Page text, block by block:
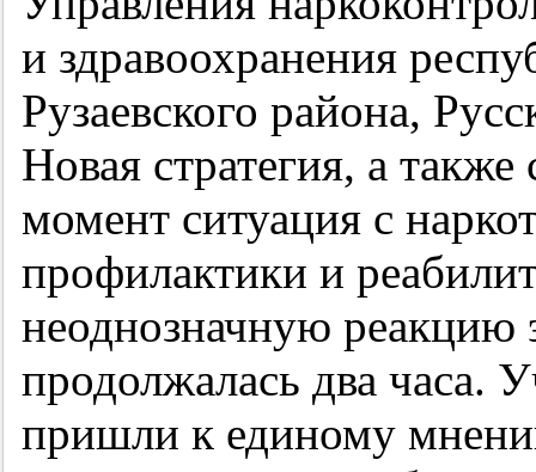
и здравоохранения
Рузаевского района,
Новая стратегия, а
момент ситуация с
профилактики и
неоднозначную реакцию
продолжалась два часа.
пришли к единому